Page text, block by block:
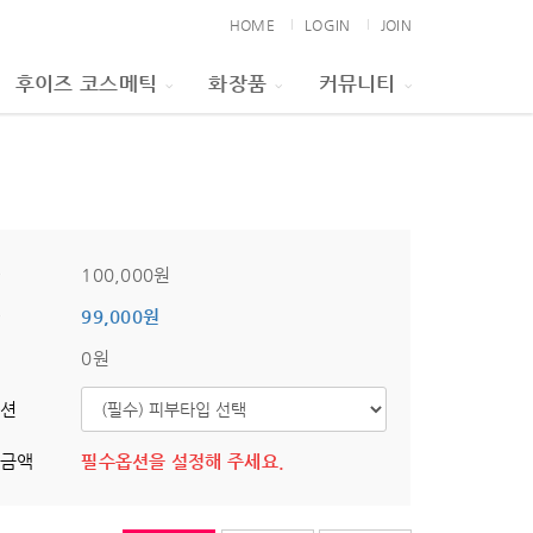
HOME LOGIN JOIN
후이즈 코스메틱 화장품 커뮤니티
100,000원
99,000원
0원
액 필수옵션을 설정해 주세요.